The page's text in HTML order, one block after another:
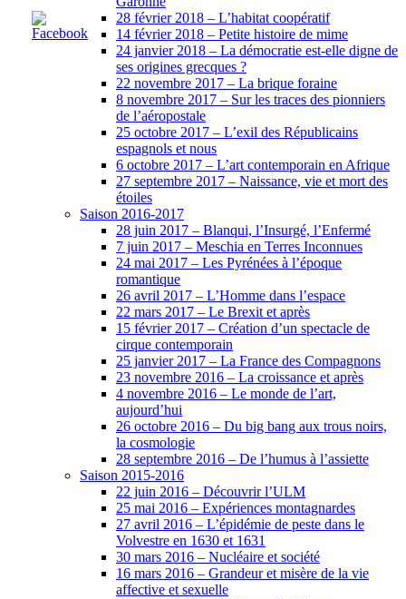
28 février 2018 – L’habitat coopératif
14 février 2018 – Petite histoire de mime
24 janvier 2018 – La démocratie est-elle digne de
ses origines grecques ?
22 novembre 2017 – La brique foraine
8 novembre 2017 – Sur les traces des pionniers
de l’aéropostale
25 octobre 2017 – L’exil des Républicains
espagnols et nous
6 octobre 2017 – L’art contemporain en Afrique
27 septembre 2017 – Naissance, vie et mort des
étoiles
Saison 2016-2017
28 juin 2017 – Blanqui, l’Insurgé, l’Enfermé
7 juin 2017 – Meschia en Terres Inconnues
24 mai 2017 – Les Pyrénées à l’époque
romantique
26 avril 2017 – L’Homme dans l’espace
22 mars 2017 – Le Brexit et après
15 février 2017 – Création d’un spectacle de
cirque contemporain
25 janvier 2017 – La France des Compagnons
23 novembre 2016 – La croissance et après
4 novembre 2016 – Le monde de l’art,
aujourd’hui
26 octobre 2016 – Du big bang aux trous noirs,
la cosmologie
28 septembre 2016 – De l’humus à l’assiette
Saison 2015-2016
22 juin 2016 – Découvrir l’ULM
25 mai 2016 – Expériences montagnardes
27 avril 2016 – L’épidémie de peste dans le
Volvestre en 1630 et 1631
30 mars 2016 – Nucléaire et société
16 mars 2016 – Grandeur et misère de la vie
affective et sexuelle